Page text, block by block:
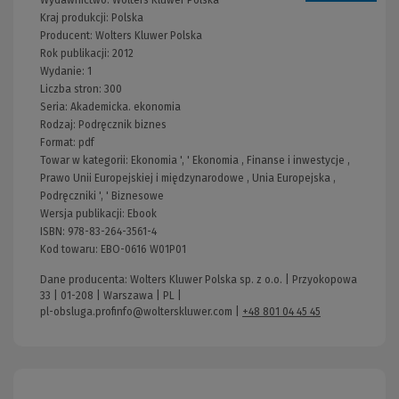
Kraj produkcji: Polska
Producent: Wolters Kluwer Polska
Rok publikacji: 2012
Wydanie: 1
Liczba stron: 300
Seria: Akademicka. ekonomia
Rodzaj: Podręcznik biznes
Format: pdf
Towar w kategorii: Ekonomia ', ' Ekonomia , Finanse i inwestycje ,
Prawo Unii Europejskiej i międzynarodowe , Unia Europejska ,
Podręczniki ', ' Biznesowe
Wersja publikacji: Ebook
ISBN: 978-83-264-3561-4
Kod towaru: EBO-0616 W01P01
Dane producenta: Wolters Kluwer Polska sp. z o.o. | Przyokopowa
33 | 01-208 | Warszawa | PL |
pl-obsluga.profinfo@wolterskluwer.com
+48 801 04 45 45